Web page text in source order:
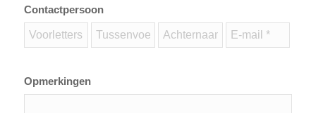
Contactpersoon
Opmerkingen